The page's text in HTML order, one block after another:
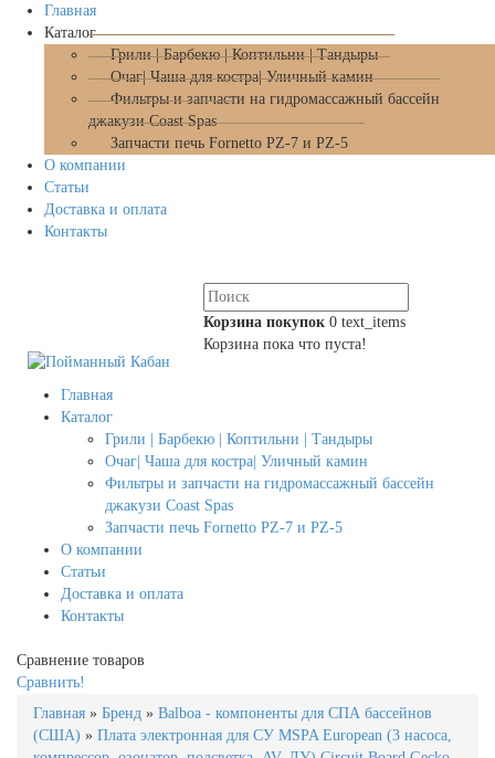
Главная
Каталог
Грили | Барбекю | Коптильни | Тандыры
Очаг| Чаша для костра| Уличный камин
Фильтры и запчасти на гидромассажный бассейн
джакузи Coast Spas
Запчасти печь Fornetto PZ-7 и PZ-5
О компании
Статьи
Доставка и оплата
Контакты
Корзина покупок 0 text_items
Корзина пока что пуста!
Главная
Каталог
Грили | Барбекю | Коптильни | Тандыры
Очаг| Чаша для костра| Уличный камин
Фильтры и запчасти на гидромассажный бассейн
джакузи Coast Spas
Запчасти печь Fornetto PZ-7 и PZ-5
О компании
Статьи
Доставка и оплата
Контакты
Сравнение товаров
Сравнить!
Главная » Бренд » Balboa - компоненты для СПА бассейнов
(США) » Плата электронная для СУ MSPA European (3 насоса,